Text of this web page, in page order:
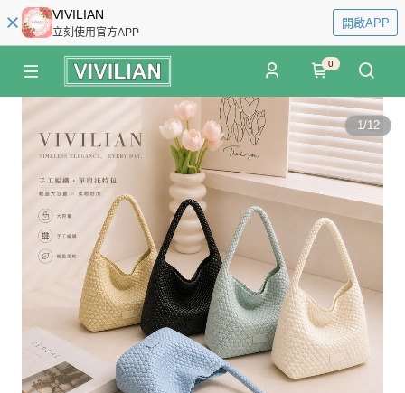
VIVILIAN
立刻使用官方APP
開啟APP
0
1/12